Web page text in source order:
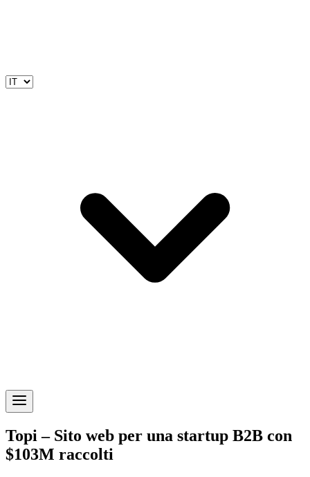
Topi – Sito web per una startup B2B con
$103M raccolti